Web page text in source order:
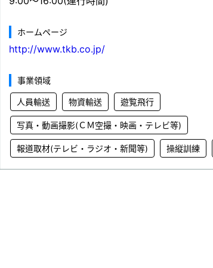
ホームページ
http://www.tkb.co.jp/
事業領域
人員輸送 物資輸送 遊覧飛行
写真・動画撮影(ＣＭ空撮・映画・テレビ等)
報道取材(テレビ・ラジオ・新聞等) 操縦訓練